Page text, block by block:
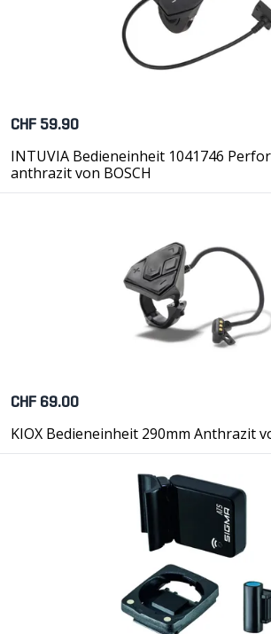
CHF 59.90
INTUVIA Bedieneinheit 1041746
anthrazit von BOSCH
CHF 69.00
KIOX Bedieneinheit 290mm Anthrazit